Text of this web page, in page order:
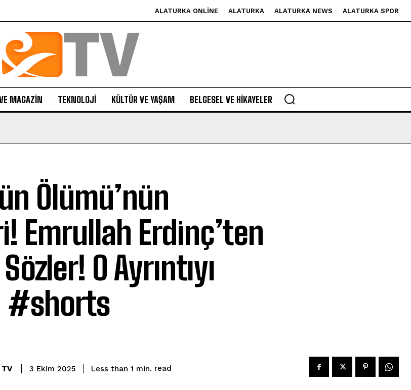
ALATURKA ONLINE ALATURKA ALATURKA NEWS ALATURKA SPOR
MAGAZIN TEKNOLOJI KÜLTÜR VE YAŞAM BELGESEL VE HIKAYELER
Ölümü’nün
Emrullah Erdinç’ten
O Ayrıntıyı
#shorts
3 Ekim 2025 Less than 1 min. read